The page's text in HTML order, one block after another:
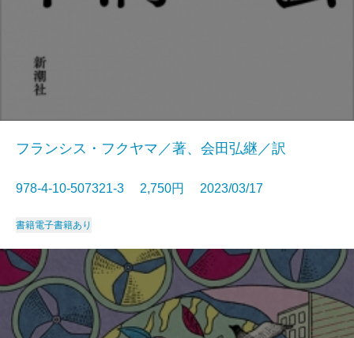
フランシス・フクヤマ／著、会田弘継／訳
978-4-10-507321-3 2,750円 2023/03/17
書籍電子書籍あり